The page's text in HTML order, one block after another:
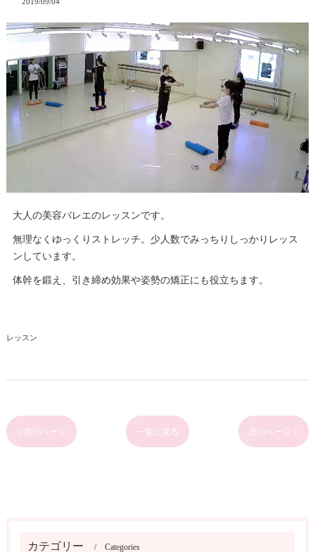
大人の美容バレエのレッスンです。
無理なくゆっくりストレッチ。少人数でみっちりしっかりレッス
ンしています。
体幹を鍛え、引き締め効果や姿勢の矯正にも役立ちます。
レッスン
< 前のページ 一覧に戻る 次のページ >
カテゴリー Categories